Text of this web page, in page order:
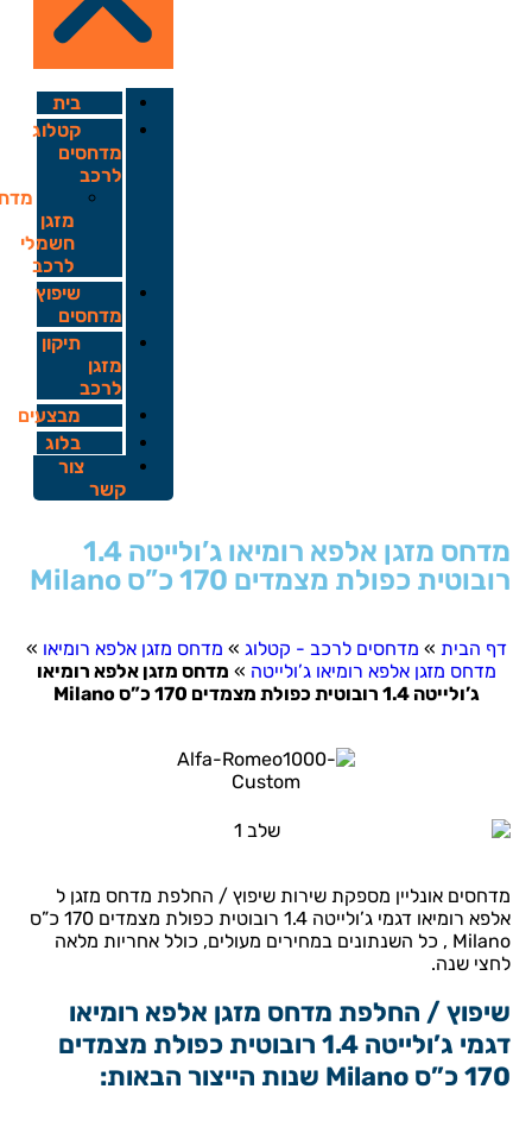
בית
קטלוג
מדחסים
לרכב
מדחס
מזגן
חשמלי
לרכב
שיפוץ
מדחסים
תיקון
מזגן
לרכב
מבצעים
בלוג
צור
קשר
מדחס מזגן אלפא רומיאו ג’ולייטה 1.4
רובוטית כפולת מצמדים 170 כ”ס Milano
דף הבית»מדחסים לרכב - קטלוג»מדחס מזגן אלפא רומיאו»
מדחס מזגן אלפא רומיאו ג’ולייטה» מדחס מזגן אלפא רומיאו
ג’ולייטה 1.4 רובוטית כפולת מצמדים 170 כ”ס Milano
מדחסים אונליין מספקת שירות שיפוץ / החלפת מדחס מזגן ל
אלפא רומיאו דגמי ג’ולייטה 1.4 רובוטית כפולת מצמדים 170 כ”ס
Milano , כל השנתונים במחירים מעולים, כולל אחריות מלאה
לחצי שנה.
שיפוץ / החלפת מדחס מזגן אלפא רומיאו
דגמי ג’ולייטה 1.4 רובוטית כפולת מצמדים
170 כ”ס Milano שנות הייצור הבאות: